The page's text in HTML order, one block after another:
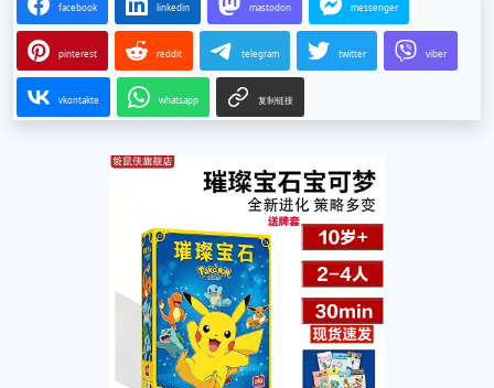
facebook linkedin mastodon messenger
pinterest reddit telegram twitter viber
vkontakte whatsapp 复制链接